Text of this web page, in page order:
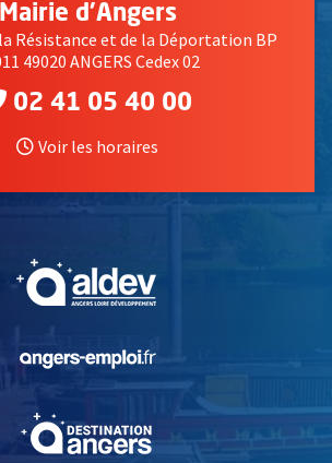
Mairie d'Angers
Résistance et de la Déportation BP
49020 ANGERS Cedex 02
02 41 05 40 00
Voir les horaires
, Ouvre une nouvelle